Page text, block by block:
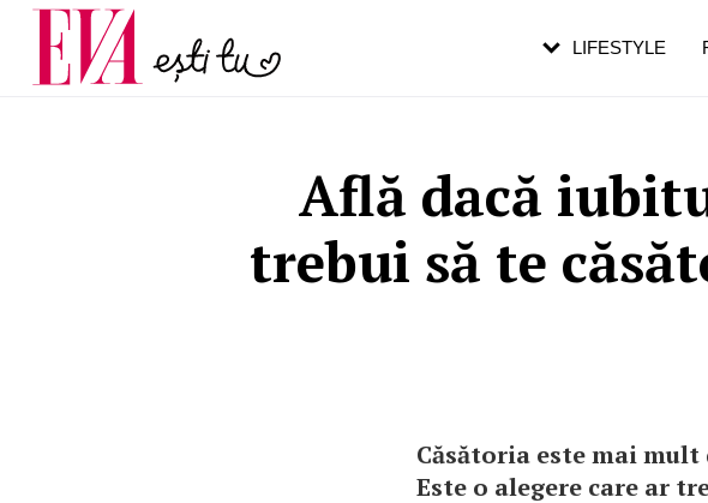
Află dacă
trebui să te
Căsătoria este mai
Este o alegere care ar
LIFESTYLE
Carieră
Actualitate
discret pe care multe femei îl ignoră